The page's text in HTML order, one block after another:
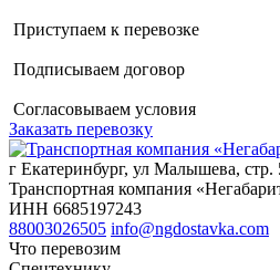
Приступаем к перевозке
Подписываем договор
Согласовываем условия
Заказать перевозку
г Екатеринбург, ул Малышева, стр.
Транспортная компания
ИНН 6685197243
88003026505 info@ngdostavka.com
Что перевозим